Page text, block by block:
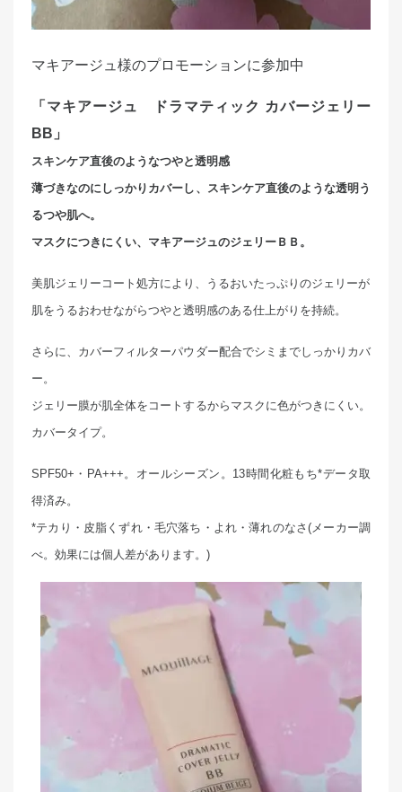
マキアージュ様のプロモーションに参加中
「マキアージュ ドラマティック カバージェリー
BB」
スキンケア直後のようなつやと透明感
薄づきなのにしっかりカバーし、スキンケア直後のような透明う
るつや肌へ。
マスクにつきにくい、マキアージュのジェリーＢＢ。
美肌ジェリーコート処方により、うるおいたっぷりのジェリーが
肌をうるおわせながらつやと透明感のある仕上がりを持続。
さらに、カバーフィルターパウダー配合でシミまでしっかりカバ
ー。
ジェリー膜が肌全体をコートするからマスクに色がつきにくい。
カバータイプ。
SPF50+・PA+++。オールシーズン。13時間化粧もち*データ取
得済み。
*テカり・皮脂くずれ・毛穴落ち・よれ・薄れのなさ(メーカー調
べ。効果には個人差があります。)